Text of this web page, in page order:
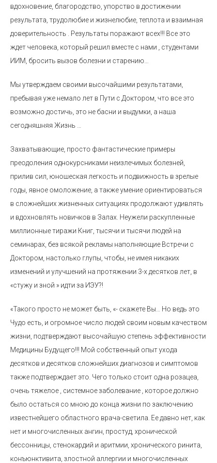
вдохновение, благородство, упорство в достижении
результата, трудолюбие и жизнелюбие, теплота и взаимная
доверительность . Результаты поражают всех!!! Все это
ждет человека, который решил вместе с нами , студентами
ИИМ, бросить вызов болезни и старению…
Мы утверждаем своими высочайшими результатами,
пребывая уже немало лет в Пути с Доктором, что все это
возможно достичь, это не басни и выдумки, а наша
сегодняшняя Жизнь …
Захватывающие, просто фантастические примеры
преодоления однокурсниками неизлечимых болезней,
прилив сил, юношеская легкость и подвижность в зрелые
годы, явное омоложение, а также умение ориентироваться
в сложнейших жизненных ситуациях продолжают удивлять
и вдохновлять новичков в Залах. Неужели раскупленные
миллионные тиражи Книг, тысячи и тысячи людей на
семинарах, без всякой рекламы наполняющие Встречи с
Доктором, настолько глупы, чтобы, не имея никаких
изменений и улучшений на протяжении 3-х десятков лет, в
«стужу и зной » идти за ИЭУ?!
«Такого просто не может быть, «- скажете Вы… Но ведь это
Чудо есть, и огромное число людей своим новым качеством
жизни, подтверждают высочайшую степень эффективности
Медицины Будущего!!! Мой собственный опыт ухода
десятков и десятков сложнейших диагнозов и симптомов
также подтверждает это. Чего только стоит одна розацеа,
очень тяжелое , системное заболевание , которое должно
было остаться со мною до конца жизни по заключению
известнейшего областного врача-светила. Ее давно нет, как
нет и многочисленных ангин, простуд, хронической
бессонницы, стенокардий и аритмии, хронического ринита,
конъюнктивита, злостной аллергии и многочисленных